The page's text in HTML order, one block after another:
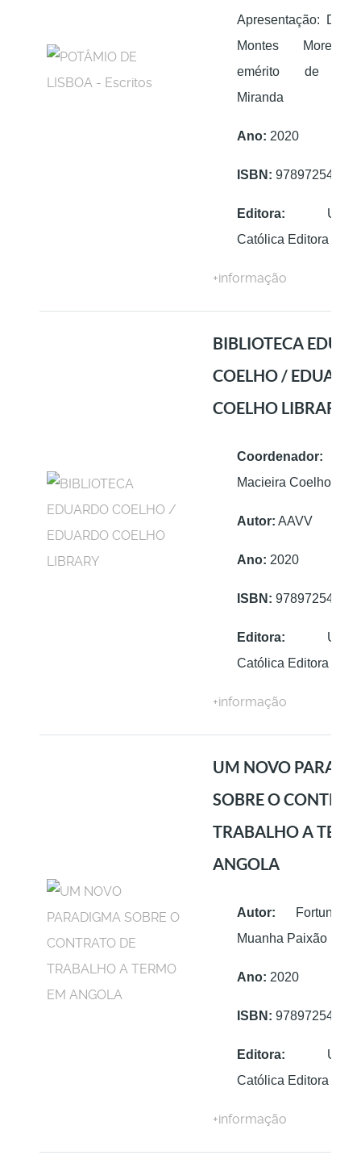
Apresentação: Dom
Montes Moreira
emérito de
Miranda
Ano: 2020
ISBN:
Editora:
Católica Editora
+informação
BIBLIOTECA
COELHO /
COELHO LIBRARY
Coordenador:
Macieira Coelho
Autor: AAVV
Ano: 2020
ISBN:
Editora:
Católica Editora
+informação
UM NOVO
SOBRE O
TRABALHO A
ANGOLA
Autor: Fortunato
Muanha Paixão
Ano: 2020
ISBN:
Editora:
Católica Editora
+informação